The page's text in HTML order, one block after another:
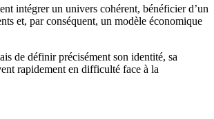
intégrer un univers cohérent, bénéficier d’un
et, par conséquent, un modèle économique
de définir précisément son identité, sa
rapidement en difficulté face à la